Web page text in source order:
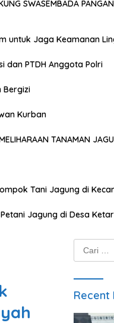
SWASEMBADA
untuk Jaga Keamanan
dan PTDH Anggota Polri
Bergizi
Kurban
TANAMAN
Tani Jagung di
Jagung di Desa
Cari
untuk:
Recent